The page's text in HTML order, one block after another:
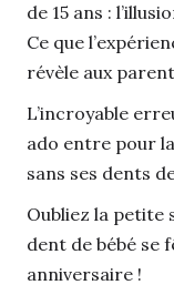
de 15 ans :
Ce que
révèle aux
L’incroyable
ado entre pour
sans ses dents
Oubliez la petite
dent de bébé se
anniversaire !